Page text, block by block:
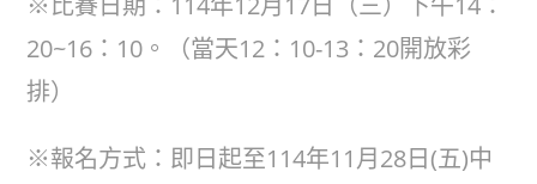
20~16：10。（當天12：10-13：20開放彩
排）
※報名方式：即日起至114年11月28日(五)中